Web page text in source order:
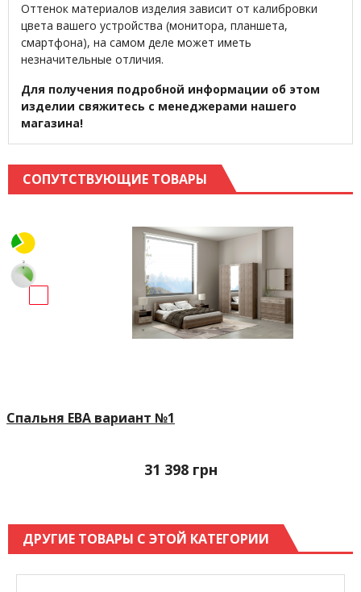
Оттенок материалов изделия зависит от калибровки
цвета вашего устройства (монитора, планшета,
смартфона), на самом деле может иметь
незначительные отличия.
Для получения подробной информации об этом
изделии свяжитесь с менеджерами нашего
магазина!
СОПУТСТВУЮЩИЕ ТОВАРЫ
Спальня ЕВА вариант №1
31 398 грн
ДРУГИЕ ТОВАРЫ С ЭТОЙ КАТЕГОРИИ